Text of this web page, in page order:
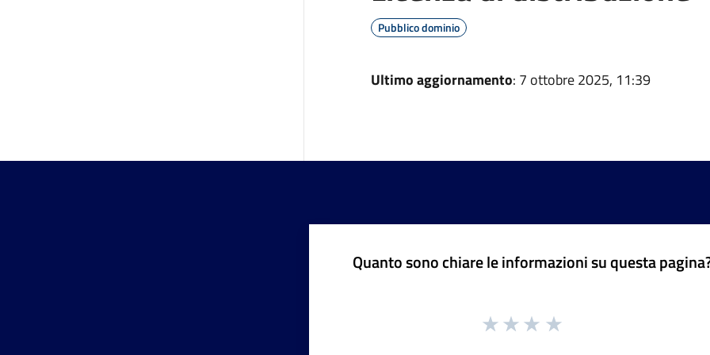
Pubblico dominio
Ultimo aggiornamento: 7 ottobre 2025, 11:39
Quanto sono chiare le informazioni su questa